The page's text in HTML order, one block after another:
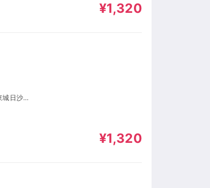
¥1,320
¥1,320